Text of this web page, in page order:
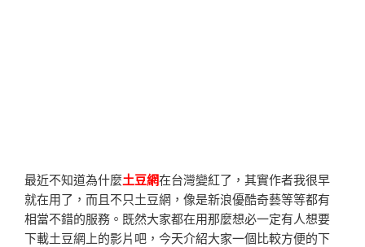
最近不知道為什麼土豆網在台灣變紅了，其實作者我很早
就在用了，而且不只土豆網，像是新浪優酷奇藝等等都有
相當不錯的服務。既然大家都在用那麼想必一定有人想要
下載土豆網上的影片吧，今天介紹大家一個比較方便的下